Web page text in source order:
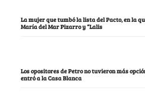
La mujer que tumbó la lista del Pacto, en la
María del Mar Pizarro y “Lalis
Los opositores de Petro no tuvieron más
entró a la Casa Blanca